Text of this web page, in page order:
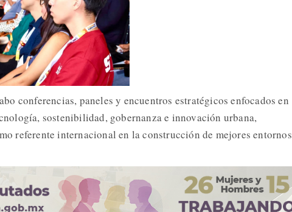
conferencias, paneles y encuentros estratégicos enfocados en
sostenibilidad, gobernanza e innovación urbana,
referente internacional en la construcción de mejores entornos